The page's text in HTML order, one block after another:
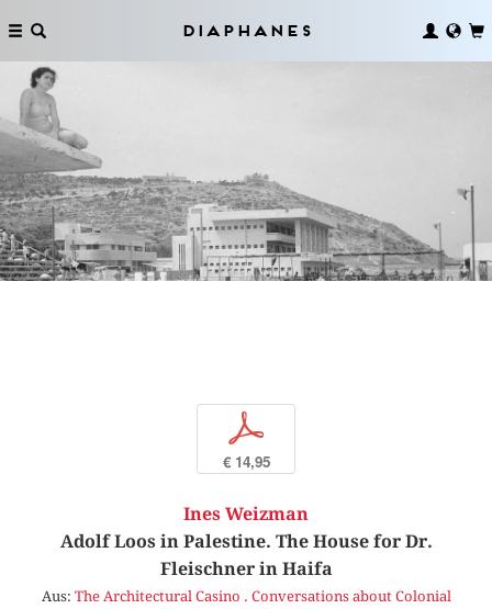
Diaphanes
p
€ 14,95
Ines Weizman
Adolf Loos in Palestine. The House for Dr.
Fleischner in Haifa
Aus: The Architectural Casino . Conversations about Colonial